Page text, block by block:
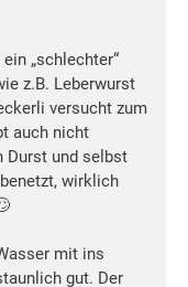
„schlechter“
z.B. Leberwurst
versucht zum
auch nicht
Durst und selbst
wirklich
mit ins
gut. Der